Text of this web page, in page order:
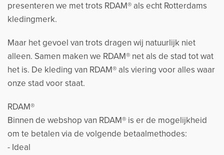
presenteren we met trots RDAM® als echt Rotterdams
kledingmerk.
Maar het gevoel van trots dragen wij natuurlijk niet
alleen. Samen maken we RDAM® net als de stad tot wat
het is. De kleding van RDAM® als viering voor alles waar
onze stad voor staat.
RDAM®
Binnen de webshop van RDAM® is er de mogelijkheid
om te betalen via de volgende betaalmethodes:
- Ideal